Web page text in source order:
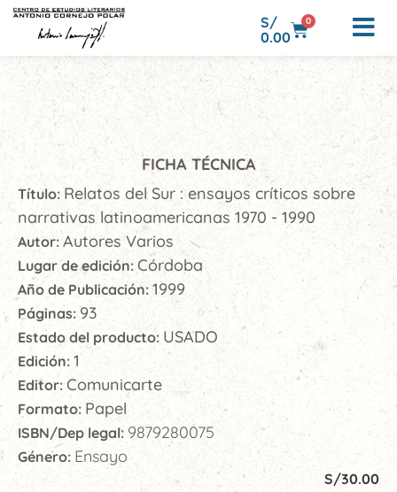
S/
0.00
0
FICHA TÉCNICA
Título: Relatos del Sur : ensayos críticos sobre
narrativas latinoamericanas 1970 - 1990
Autor: Autores Varios
Lugar de edición: Córdoba
Año de Publicación:1999
Páginas:93
Estado del producto: USADO
Edición: 1
Editor: Comunicarte
Formato: Papel
ISBN/Dep legal: 9879280075
Género: Ensayo
S/30.00